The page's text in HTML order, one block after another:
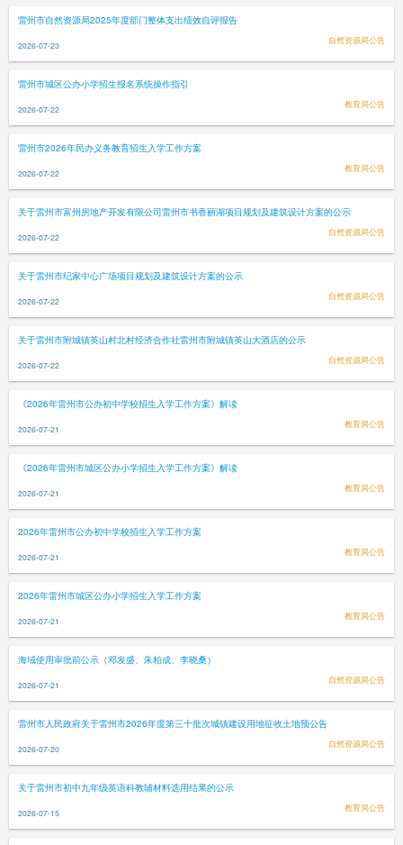
雷州市自然资源局2025年度部门整体支出绩效自评报告
2026-07-23 自然资源局公告
雷州市城区公办小学招生报名系统操作指引
2026-07-22 教育局公告
雷州市2026年民办义务教育招生入学工作方案
2026-07-22 教育局公告
关于雷州市富州房地产开发有限公司雷州市书香丽湖项目规划及建筑设计方案的公示
2026-07-22 自然资源局公告
关于雷州市纪家中心广场项目规划及建筑设计方案的公示
2026-07-22 自然资源局公告
关于雷州市附城镇英山村北村经济合作社雷州市附城镇英山大酒店的公示
2026-07-22 自然资源局公告
《2026年雷州市公办初中学校招生入学工作方案》解读
2026-07-21 教育局公告
《2026年雷州市城区公办小学招生入学工作方案》解读
2026-07-21 教育局公告
2026年雷州市公办初中学校招生入学工作方案
2026-07-21 教育局公告
2026年雷州市城区公办小学招生入学工作方案
2026-07-21 教育局公告
海域使用审批前公示（邓发盛、朱柏成、李晓桑）
2026-07-21 自然资源局公告
雷州市人民政府关于雷州市2026年度第三十批次城镇建设用地征收土地预公告
2026-07-20 自然资源局公告
关于雷州市初中九年级英语科教辅材料选用结果的公示
2026-07-15 教育局公告